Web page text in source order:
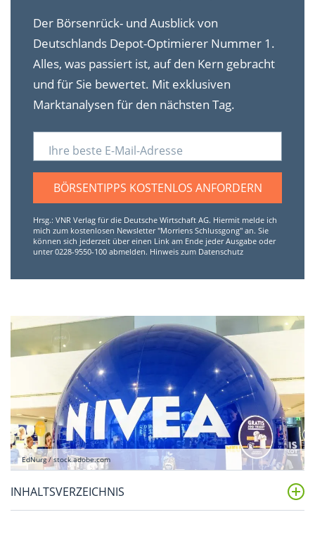
Der Börsenrück- und Ausblick von
Deutschlands Depot-Optimierer Nummer 1.
Alles, was passiert ist, auf den Kern gebracht
und für Sie bewertet. Mit exklusiven
Marktanalysen für den nächsten Tag.
Ihre beste E-Mail-Adresse
BÖRSENTIPPS KOSTENLOS ANFORDERN
Hrsg.: VNR Verlag für die Deutsche Wirtschaft AG. Hiermit melde ich
mich zum kostenlosen Newsletter "Morriens Schlussgong" an. Sie
können sich jederzeit über einen Link am Ende jeder Ausgabe oder
unter 0228-9550-100 abmelden. Hinweis zum Datenschutz
EdNurg / stock.adobe.com
INHALTSVERZEICHNIS